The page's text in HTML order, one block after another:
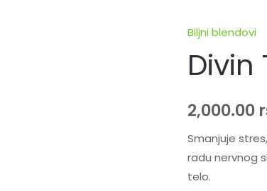
Biljni blendovi
Divin
2,000.00
Smanjuje
radu nervnog
telo.
Divin
Time
Blend